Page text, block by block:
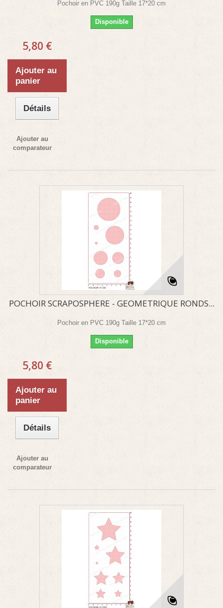
Pochoir en PVC 190g Taille 17*20 cm
Disponible
5,80 €
Ajouter au
panier
Détails
Ajouter au
comparateur
POCHOIR SCRAPOSPHERE - GEOMETRIQUE RONDS...
Pochoir en PVC 190g Taille 17*20 cm
Disponible
5,80 €
Ajouter au
panier
Détails
Ajouter au
comparateur